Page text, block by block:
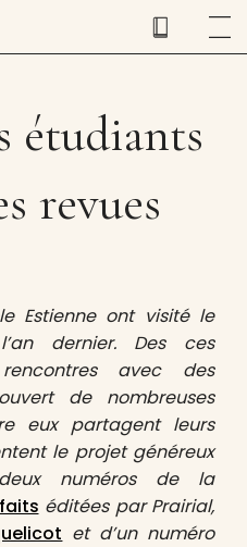
étudiants
revues
Estienne ont visité le
dernier. Des ces
avec des
de nombreuses
eux partagent leurs
le projet généreux
numéros de la
éditées par Prairial,
et d’un numéro